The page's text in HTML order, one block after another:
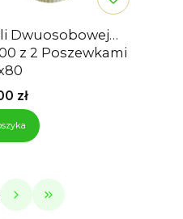
Dwuosobowej
z 2 Poszewkami
zł
Przejdź do ostatniej strony z